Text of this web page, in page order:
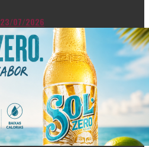
23/07/2026